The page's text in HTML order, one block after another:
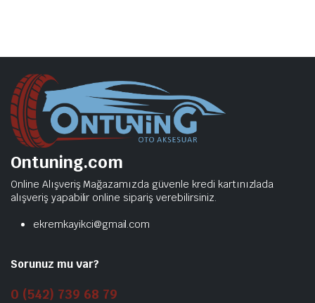
Ontuning.com
Online Alışveriş Mağazamızda güvenle kredi kartınızlada
alışveriş yapabilir online sipariş verebilirsiniz.
ekremkayikci@gmail.com
Sorunuz mu var?
0 (542) 739 68 79